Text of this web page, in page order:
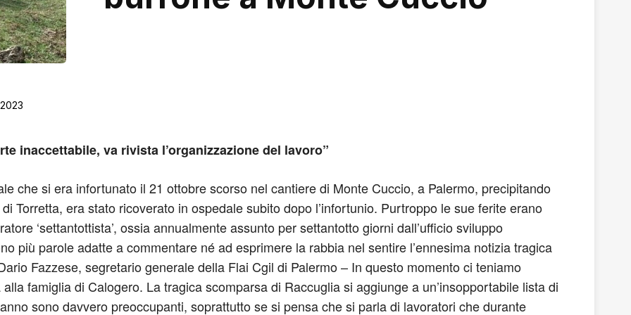
inaccettabile, va rivista l’organizzazione del lavoro”
che si era infortunato il 21 ottobre scorso nel cantiere di Monte Cuccio, a Palermo, precipitando
Torretta, era stato ricoverato in ospedale subito dopo l’infortunio. Purtroppo le sue ferite erano
‘settantottista’, ossia annualmente assunto per settantotto giorni dall’ufficio sviluppo
più parole adatte a commentare né ad esprimere la rabbia nel sentire l’ennesima notizia tragica
Fazzese, segretario generale della Flai Cgil di Palermo – In questo momento ci teniamo
famiglia di Calogero. La tragica scomparsa di Raccuglia si aggiunge a un’insopportabile lista di
sono davvero preoccupanti, soprattutto se si pensa che si parla di lavoratori che durante